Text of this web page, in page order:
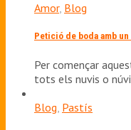
Amor, Blog
Petició de boda amb
Per començar
tots els nuvis o
Blog Pastís